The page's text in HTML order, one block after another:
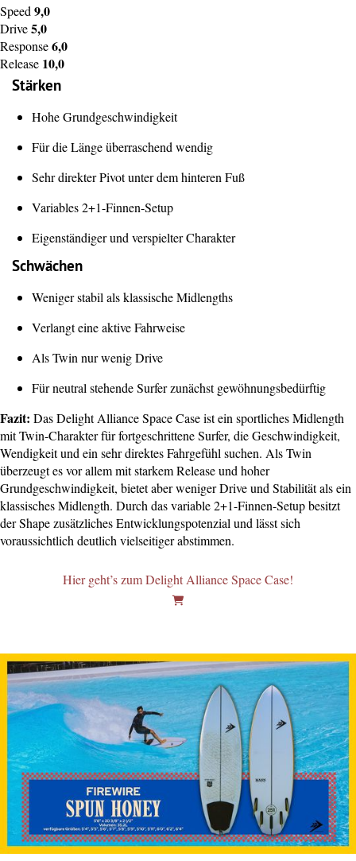
Speed 9,0
Drive5,0
Response6,0
Release 10,0
Stärken
Hohe Grundgeschwindigkeit
Für die Länge überraschend wendig
Sehr direkter Pivot unter dem hinteren Fuß
Variables 2+1-Finnen-Setup
Eigenständiger und verspielter Charakter
Schwächen
Weniger stabil als klassische Midlengths
Verlangt eine aktive Fahrweise
Als Twin nur wenig Drive
Für neutral stehende Surfer zunächst gewöhnungsbedürftig
Fazit: Das Delight Alliance Space Case ist ein sportliches Midlength
mit Twin-Charakter für fortgeschrittene Surfer, die Geschwindigkeit,
Wendigkeit und ein sehr direktes Fahrgefühl suchen. Als Twin
überzeugt es vor allem mit starkem Release und hoher
Grundgeschwindigkeit, bietet aber weniger Drive und Stabilität als ein
klassisches Midlength. Durch das variable 2+1-Finnen-Setup besitzt
der Shape zusätzliches Entwicklungspotenzial und lässt sich
voraussichtlich deutlich vielseitiger abstimmen.
Hier geht’s zum Delight Alliance Space Case!